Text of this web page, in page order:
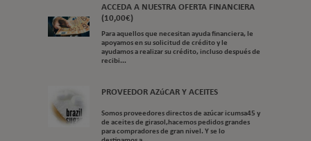
ACCEDA A NUESTRA OFERTA FINANCIERA
(10,00€)
Para aquellos que necesitan ayuda financiera, le
apoyamos en su solicitud de crédito y le
ayudamos a realizar su crédito, incluso después de
recibi...
PROVEEDOR AZúCAR Y ACEITES
Somos proveedores directos de azúcar icumsa45 y
de aceites de girasol,hacemos pedidos grandes
para compradores de gran nivel. Y se lo